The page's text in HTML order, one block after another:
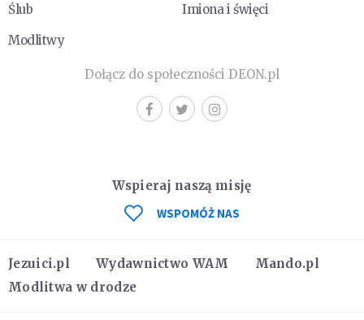
Ślub
Imiona i święci
Modlitwy
Dołącz do społeczności DEON.pl
Jezuici.pl Wydawnictwo WAM
Mando.pl
Modlitwa w drodze
Wspieraj naszą misję
WSPOMÓŻ NAS